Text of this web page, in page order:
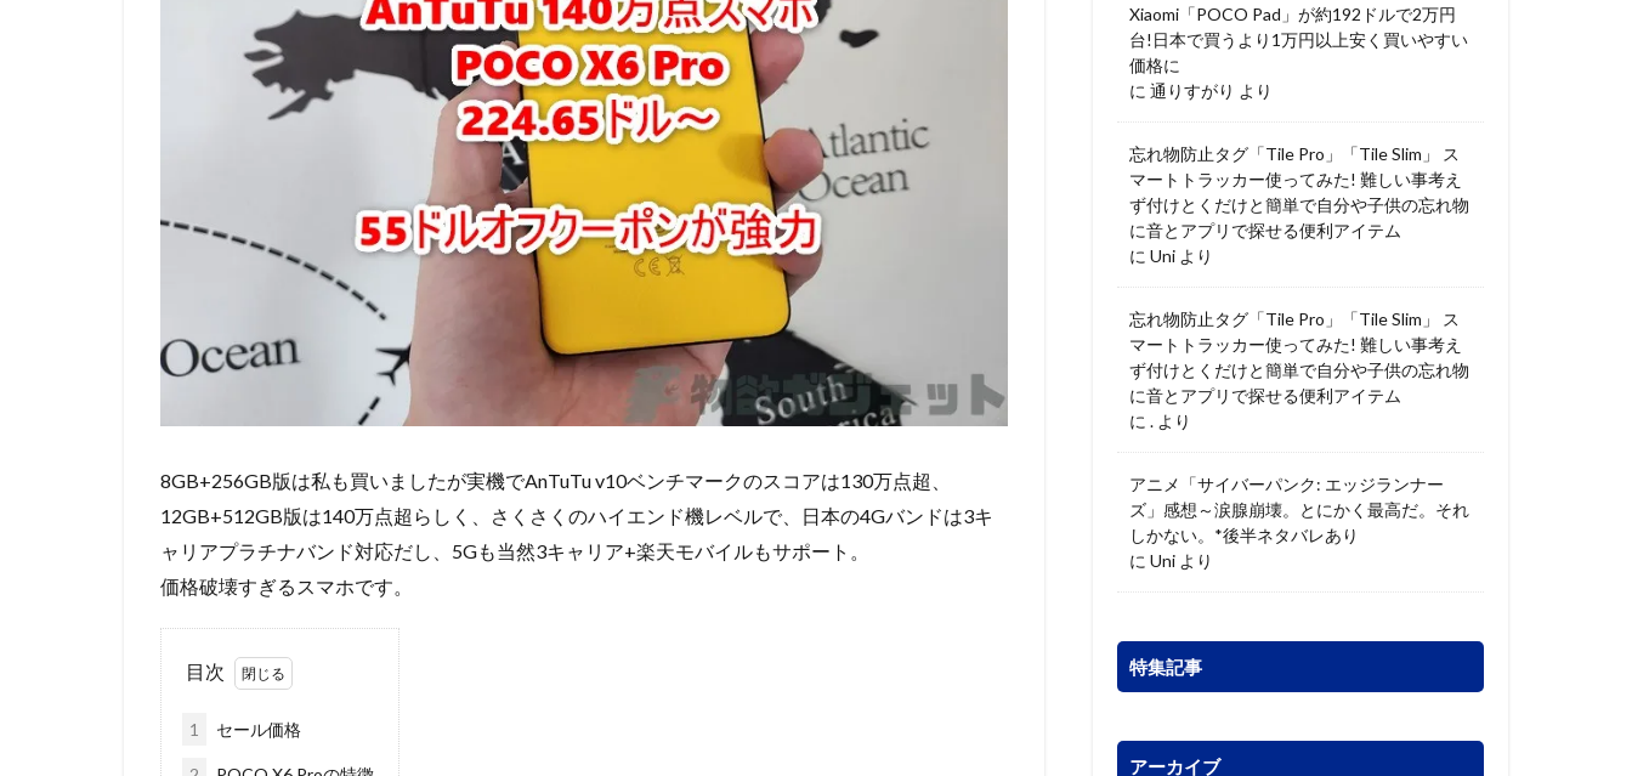
8GB+256GB版は私も買いましたが実機でAnTuTu v10ベンチマークのスコアは130万点超、
12GB+512GB版は140万点超らしく、さくさくのハイエンド機レベルで、日本の4Gバンドは3キ
ャリアプラチナバンド対応だし、5Gも当然3キャリア+楽天モバイルもサポート。
価格破壊すぎるスマホです。
目次
1 セール価格
Xiaomi「POCO Pad」が約192ドルで2万円
台!日本で買うより1万円以上安く買いやすい
価格に
に 通りすがり より
忘れ物防止タグ「Tile Pro」「Tile Slim」 ス
マートトラッカー使ってみた! 難しい事考え
ず付けとくだけと簡単で自分や子供の忘れ物
に音とアプリで探せる便利アイテム
に Uni より
忘れ物防止タグ「Tile Pro」「Tile Slim」 ス
マートトラッカー使ってみた! 難しい事考え
ず付けとくだけと簡単で自分や子供の忘れ物
に音とアプリで探せる便利アイテム
に . より
アニメ「サイバーパンク: エッジランナー
ズ」感想～涙腺崩壊。とにかく最高だ。それ
しかない。*後半ネタバレあり
に Uni より
特集記事
アーカイブ